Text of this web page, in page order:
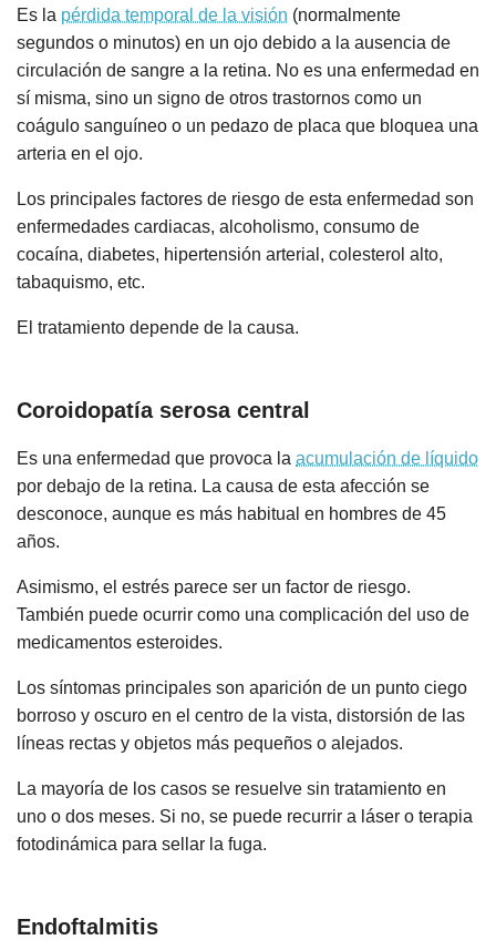
Es la pérdida temporal de la visión (normalmente
segundos o minutos) en un ojo debido a la ausencia de
circulación de sangre a la retina. No es una enfermedad en
sí misma, sino un signo de otros trastornos como un
coágulo sanguíneo o un pedazo de placa que bloquea una
arteria en el ojo.
Los principales factores de riesgo de esta enfermedad son
enfermedades cardiacas, alcoholismo, consumo de
cocaína, diabetes, hipertensión arterial, colesterol alto,
tabaquismo, etc.
El tratamiento depende de la causa.
Coroidopatía serosa central
Es una enfermedad que provoca la acumulación de líquido
por debajo de la retina. La causa de esta afección se
desconoce, aunque es más habitual en hombres de 45
años.
Asimismo, el estrés parece ser un factor de riesgo.
También puede ocurrir como una complicación del uso de
medicamentos esteroides.
Los síntomas principales son aparición de un punto ciego
borroso y oscuro en el centro de la vista, distorsión de las
líneas rectas y objetos más pequeños o alejados.
La mayoría de los casos se resuelve sin tratamiento en
uno o dos meses. Si no, se puede recurrir a láser o terapia
fotodinámica para sellar la fuga.
Endoftalmitis